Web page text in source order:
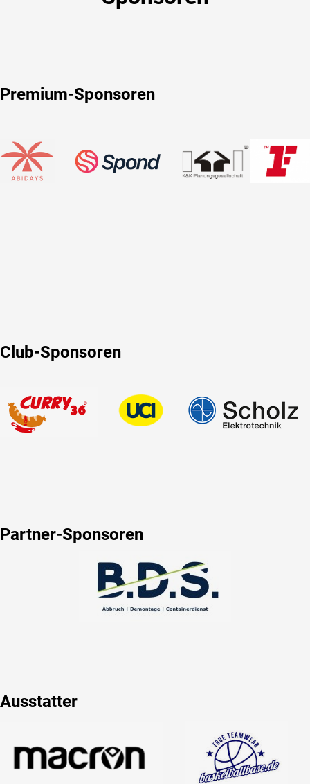
Premium-Sponsoren
Club-Sponsoren
Partner-Sponsoren
Ausstatter